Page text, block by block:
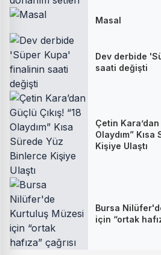
Masal
Dev derbide
saati değişti
Çetin Kara’dan
Olaydım”
Kişiye Ulaştı
Bursa
için “ortak